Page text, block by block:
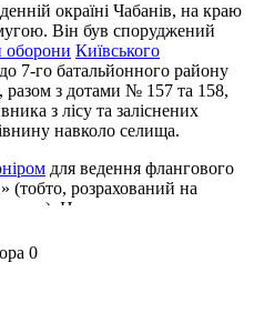
окраїні Чабанів, на краю
Він був споруджений
оборони Київського
7-го батальйонного району
з дотами № 157 та 158,
з лісу та заліснених
навколо селища.
для ведення флангового
(тобто, розрахований на
Це одноповерхова
. З них можна було
на захід.Сектор обстрілу
найбільшим серед капонірів
0